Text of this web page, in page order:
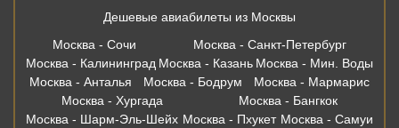
Дешевые авиабилеты из Москвы
Москва - Сочи
Москва - Санкт-Петербург
Москва - Калининград Москва - Казань Москва - Мин. Воды
Москва - Анталья
Москва - Бодрум
Москва - Мармарис
Москва - Хургада
Москва - Бангкок
Москва - Шарм-Эль-Шейх Москва - Пхукет Москва - Самуи